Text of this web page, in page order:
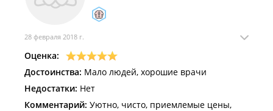
28 февраля 2018 г.
Оценка:
Достоинства: Мало людей, хорошие врачи
Недостатки: Нет
Комментарий: Уютно, чисто, приемлемые цены,